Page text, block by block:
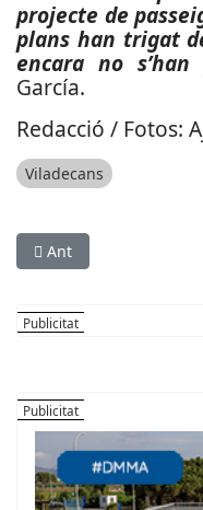
projecte de
plans han trigat
encara no
García.
Redacció / Fotos:
Viladecans
Article anterior:
Ant